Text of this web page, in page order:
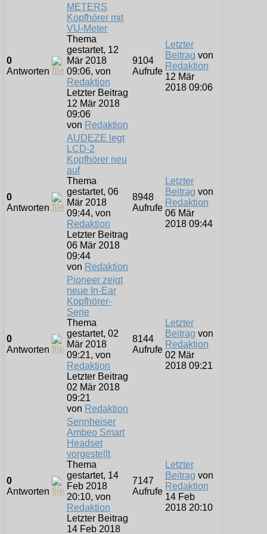
0
Antworten
METERS
Kopfhörer mit
VU-Meter
Thema
gestartet, 12
Mär 2018
09:06, von
Redaktion
Letzter Beitrag
12 Mär 2018
09:06
von Redaktion
9104
Aufrufe
Letzter
Beitrag von
Redaktion
12 Mär
2018 09:06
0
Antworten
AUDEZE legt
LCD-2
Kopfhörer neu
auf
Thema
gestartet, 06
Mär 2018
09:44, von
Redaktion
Letzter Beitrag
06 Mär 2018
09:44
von Redaktion
8948
Aufrufe
Letzter
Beitrag von
Redaktion
06 Mär
2018 09:44
0
Antworten
Pioneer zeigt
neue In-Ear
Kopfhörer-
Serie
Thema
gestartet, 02
Mär 2018
09:21, von
Redaktion
Letzter Beitrag
02 Mär 2018
09:21
von Redaktion
8144
Aufrufe
Letzter
Beitrag von
Redaktion
02 Mär
2018 09:21
0
Antworten
Sennheiser
Ambeo Smart
Headset
vorgestellt
Thema
gestartet, 14
Feb 2018
20:10, von
Redaktion
Letzter Beitrag
14 Feb 2018
7147
Aufrufe
Letzter
Beitrag von
Redaktion
14 Feb
2018 20:10